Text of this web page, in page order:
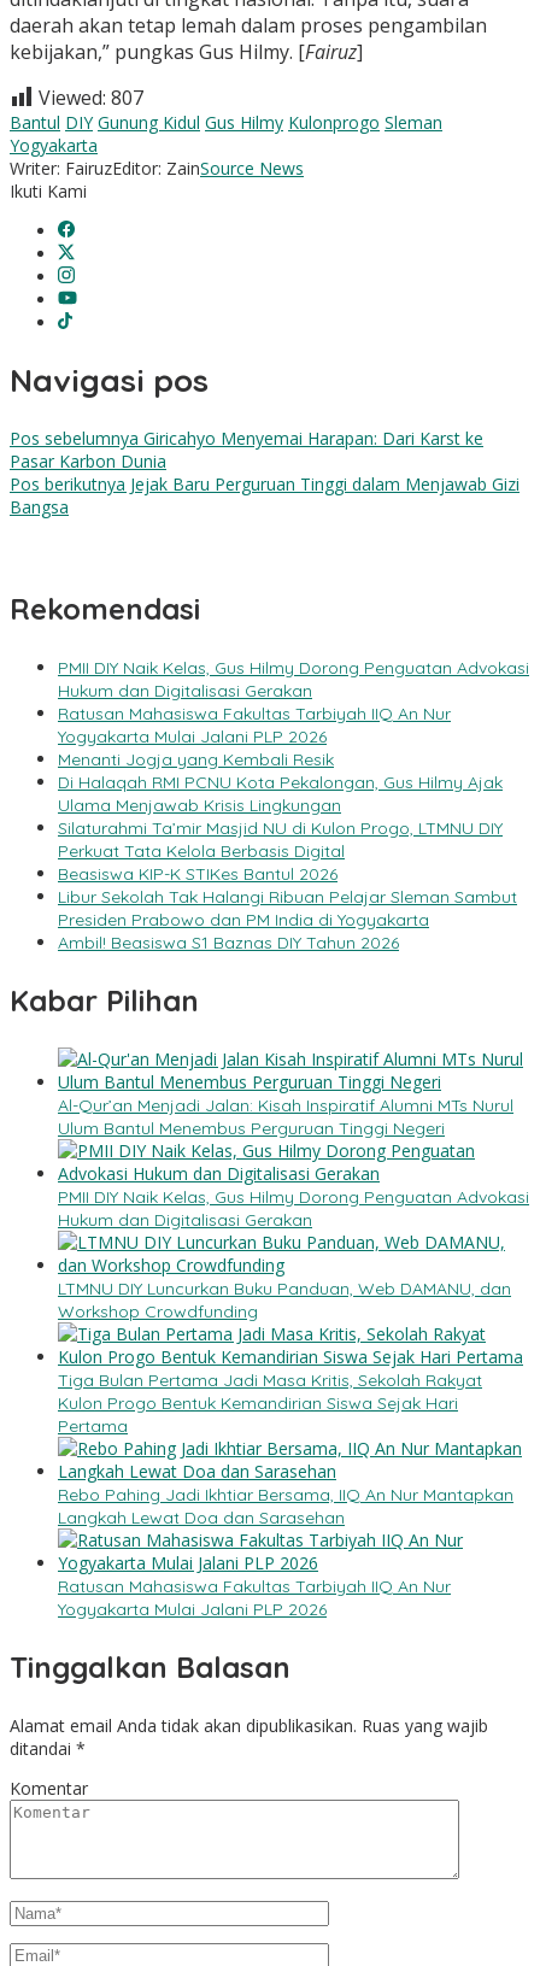
daerah akan tetap lemah dalam proses pengambilan
kebijakan,” pungkas Gus Hilmy. [Fairuz]
Viewed: 807
Bantul DIY Gunung Kidul Gus Hilmy Kulonprogo Sleman
Yogyakarta
Writer: FairuzEditor: ZainSource News
Ikuti Kami
Navigasi pos
Pos sebelumnya Giricahyo Menyemai Harapan: Dari Karst ke
Pasar Karbon Dunia
Pos berikutnya Jejak Baru Perguruan Tinggi dalam Menjawab Gizi
Bangsa
Rekomendasi
PMII DIY Naik Kelas, Gus Hilmy Dorong Penguatan Advokasi
Hukum dan Digitalisasi Gerakan
Ratusan Mahasiswa Fakultas Tarbiyah IIQ An Nur
Yogyakarta Mulai Jalani PLP 2026
Menanti Jogja yang Kembali Resik
Di Halaqah RMI PCNU Kota Pekalongan, Gus Hilmy Ajak
Ulama Menjawab Krisis Lingkungan
Silaturahmi Ta’mir Masjid NU di Kulon Progo, LTMNU DIY
Perkuat Tata Kelola Berbasis Digital
Beasiswa KIP-K STIKes Bantul 2026
Libur Sekolah Tak Halangi Ribuan Pelajar Sleman Sambut
Presiden Prabowo dan PM India di Yogyakarta
Ambil! Beasiswa S1 Baznas DIY Tahun 2026
Kabar Pilihan
Al-Qur’an Menjadi Jalan: Kisah Inspiratif Alumni MTs Nurul
Ulum Bantul Menembus Perguruan Tinggi Negeri
PMII DIY Naik Kelas, Gus Hilmy Dorong Penguatan Advokasi
Hukum dan Digitalisasi Gerakan
LTMNU DIY Luncurkan Buku Panduan, Web DAMANU, dan
Workshop Crowdfunding
Tiga Bulan Pertama Jadi Masa Kritis, Sekolah Rakyat
Kulon Progo Bentuk Kemandirian Siswa Sejak Hari
Pertama
Rebo Pahing Jadi Ikhtiar Bersama, IIQ An Nur Mantapkan
Langkah Lewat Doa dan Sarasehan
Ratusan Mahasiswa Fakultas Tarbiyah IIQ An Nur
Yogyakarta Mulai Jalani PLP 2026
Tinggalkan Balasan
Alamat email Anda tidak akan dipublikasikan. Ruas yang wajib
ditandai *
Komentar